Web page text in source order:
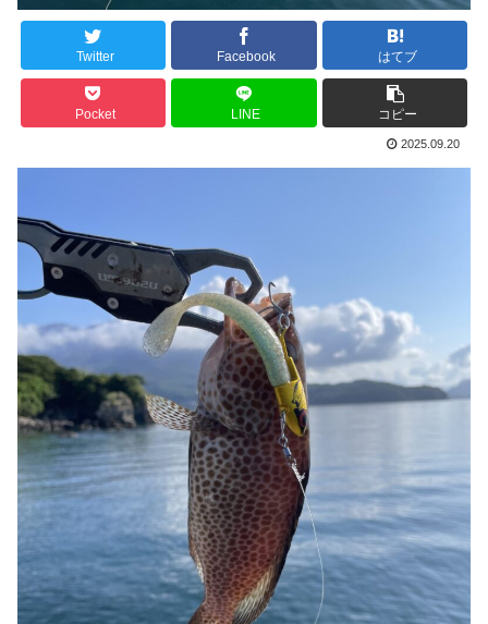
Twitter Facebook はてブ
Pocket LINE コピー
2025.09.20